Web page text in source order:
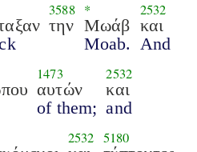
3588
την
*
Μωάβ
Moab.
2532
και
And
1473
αυτών
of them;
2532
και
and
2532 5180